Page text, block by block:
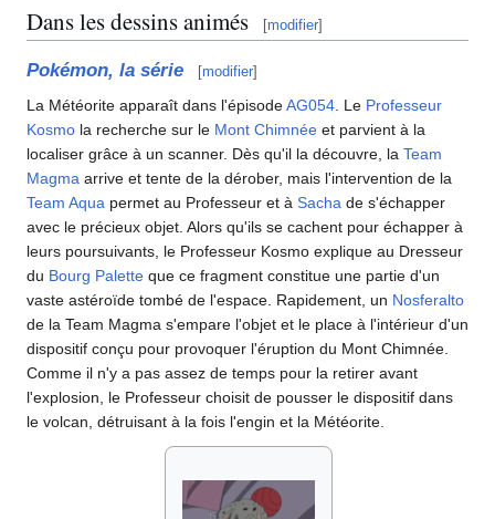
Dans les dessins animés [modifier]
Pokémon, la série [modifier]
La Météorite apparaît dans l'épisodeAG054 . Le Professeur
Kosmo la recherche sur le Mont Chimnée et parvient à la
localiser grâce à un scanner. Dès qu'il la découvre, la Team
Magma arrive et tente de la dérober, mais l'intervention de la
Team Aqua permet au Professeur et à Sacha de s'échapper
avec le précieux objet. Alors qu'ils se cachent pour échapper à
leurs poursuivants, le Professeur Kosmo explique au Dresseur
du Bourg Palette que ce fragment constitue une partie d'un
vaste astéroïde tombé de l'espace. Rapidement, un Nosferalto
de la Team Magma s'empare l'objet et le place à l'intérieur d'un
dispositif conçu pour provoquer l'éruption du Mont Chimnée.
Comme il n'y a pas assez de temps pour la retirer avant
l'explosion, le Professeur choisit de pousser le dispositif dans
le volcan, détruisant à la fois l'engin et la Météorite.